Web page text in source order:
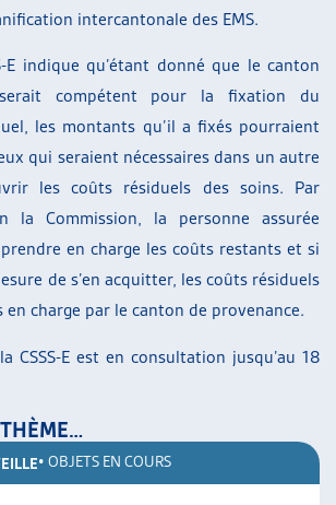
intercantonale des EMS.
E indique qu’étant donné que le canton
compétent pour la fixation du
les montants qu’il a fixés pourraient
qui seraient nécessaires dans un autre
les coûts résiduels des soins. Par
la Commission, la personne assurée
en charge les coûts restants et si
de s’en acquitter, les coûts résiduels
charge par le canton de provenance.
CSSS-E est en consultation jusqu’au 18
• OBJETS EN COURS